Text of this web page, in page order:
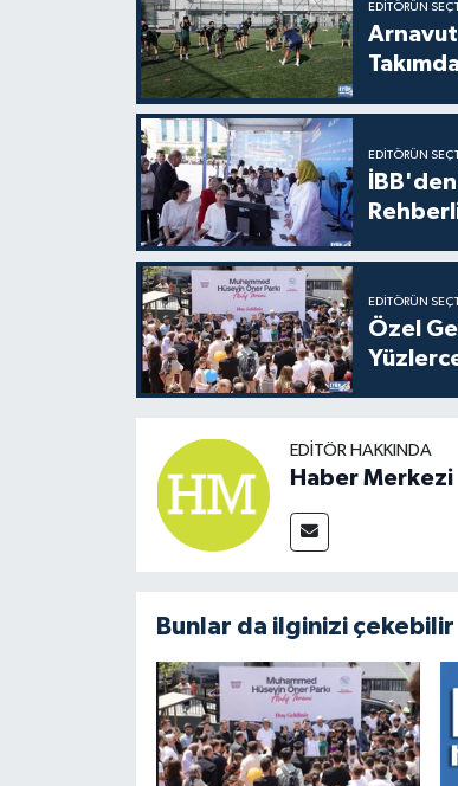
EDITÖRÜN
EDITÖRÜN
EDITÖRÜN
Özel
EDITÖR HAKKINDA
Haber Merkezi
Bunlar da ilginizi çekebilir